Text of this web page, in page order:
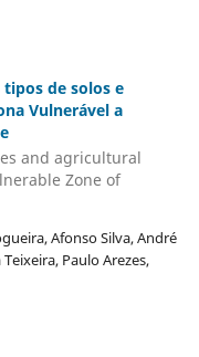
de solos e
Vulnerável a
and agricultural
Zone of
Afonso Silva, André
Paulo Arezes,